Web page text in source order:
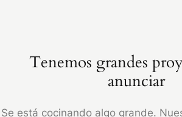
Tenemos grandes
anunciar
Se está cocinando algo grande.